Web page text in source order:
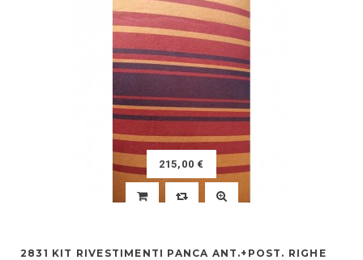
215,00 €
2831 KIT RIVESTIMENTI PANCA ANT.+POST. RIGHE